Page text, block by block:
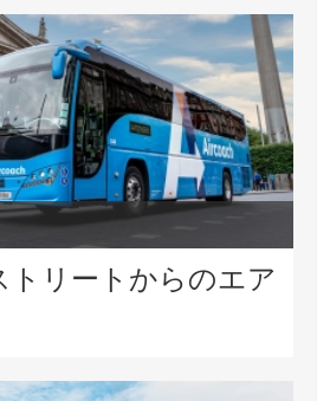
トリートからのエア